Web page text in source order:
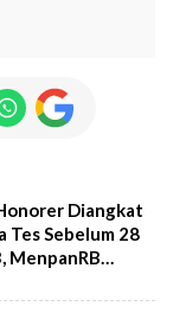
Diangkat
Tes Sebelum 28
MenpanRB
Empat Prinsip Ini